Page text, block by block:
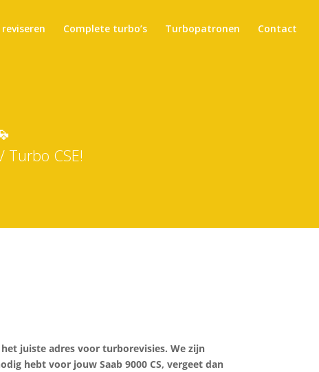
Complete turbo’s Turbopatronen Contact
CSE!
het juiste adres voor turborevisies. We zijn
hebt voor jouw Saab 9000 CS, vergeet dan